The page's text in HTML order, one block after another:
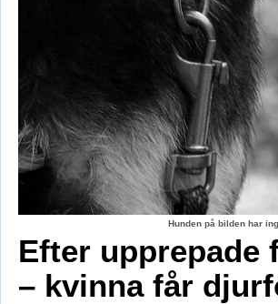
Hunden på bilden har
Efter upprepade
– kvinna får